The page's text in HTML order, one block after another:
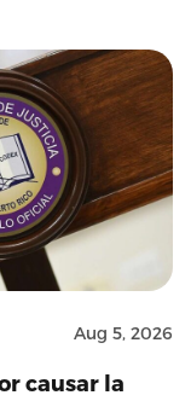
Aug 5, 2026
causar la